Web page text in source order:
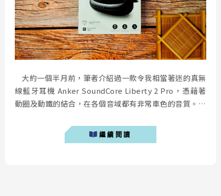
大約一個半月前，筆者介紹過一款令我相當著迷的真無
線藍牙耳機 Anker SoundCore Liberty 2 Pro，憑藉著
動圈及動鐵的結合，在各個音域都有非常車色的音質。而
的入門款 SoundCore Liberty 2，與老大哥有著相同的
設計語言，雖然在部分功能上做出取捨，但對於預算有限
繼續閱讀